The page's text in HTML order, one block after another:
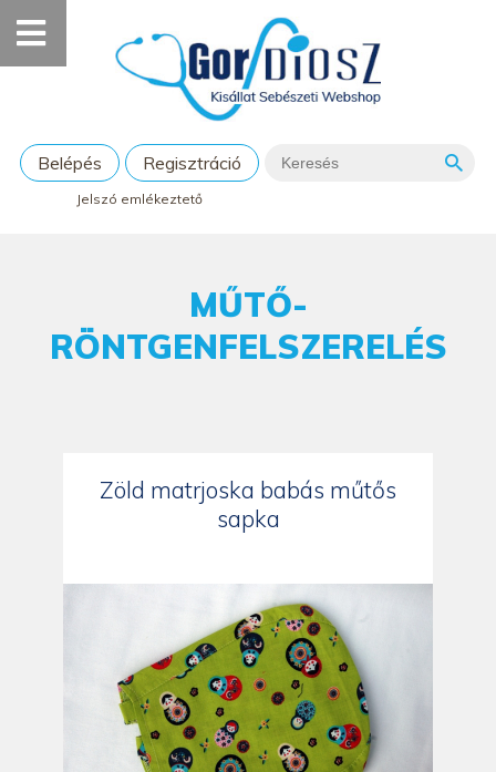
Belépés Regisztráció
Jelszó emlékeztető
MŰTŐ-
RÖNTGENFELSZERELÉS
Zöld matrjoska babás műtős
sapka